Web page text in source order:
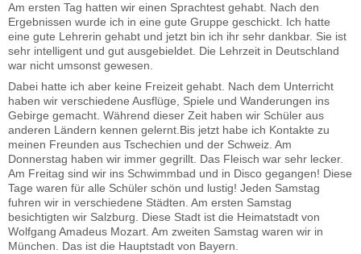
Am ersten Tag hatten wir einen Sprachtest gehabt. Nach den
Ergebnissen wurde ich in eine gute Gruppe geschickt. Ich hatte
eine gute Lehrerin gehabt und jetzt bin ich ihr sehr dankbar. Sie ist
sehr intelligent und gut ausgebieldet. Die Lehrzeit in Deutschland
war nicht umsonst gewesen.
Dabei hatte ich aber keine Freizeit gehabt. Nach dem Unterricht
haben wir verschiedene Ausflüge, Spiele und Wanderungen ins
Gebirge gemacht. Während dieser Zeit haben wir Schüler aus
anderen Ländern kennen gelernt.Bis jetzt habe ich Kontakte zu
meinen Freunden aus Tschechien und der Schweiz. Am
Donnerstag haben wir immer gegrillt. Das Fleisch war sehr lecker.
Am Freitag sind wir ins Schwimmbad und in Disco gegangen! Diese
Tage waren für alle Schüler schön und lustig! Jeden Samstag
fuhren wir in verschiedene Städten. Am ersten Samstag
besichtigten wir Salzburg. Diese Stadt ist die Heimatstadt von
Wolfgang Amadeus Mozart. Am zweiten Samstag waren wir in
München. Das ist die Hauptstadt von Bayern.